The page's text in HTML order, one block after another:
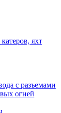
яхт
с разъемами
огней